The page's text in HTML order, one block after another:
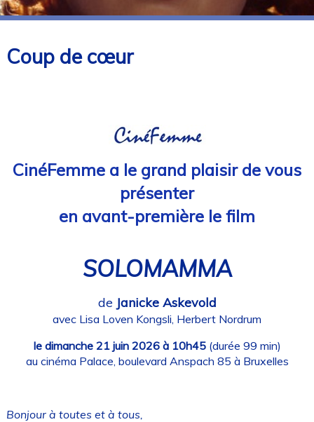
Coup de cœur
CinéFemme a le grand plaisir de vous
présenter
en avant-première le film
SOLOMAMMA
de Janicke Askevold
avec Lisa Loven Kongsli, Herbert Nordrum
le dimanche 21 juin 2026 à 10h45(durée 99 min)
au cinéma Palace, boulevard Anspach 85 à Bruxelles
Bonjour à toutes et à tous,